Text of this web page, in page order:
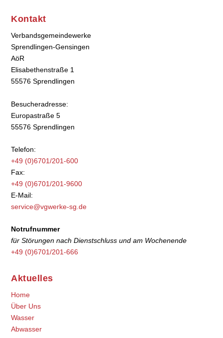
Kontakt
Verbandsgemeindewerke
Sprendlingen-Gensingen
AöR
Elisabethenstraße 1
55576 Sprendlingen
Besucheradresse:
Europastraße 5
55576 Sprendlingen
Telefon:
+49 (0)6701/201-600
Fax:
+49 (0)6701/201-9600
E-Mail:
service@vgwerke-sg.de
Notrufnummer
für Störungen nach Dienstschluss und am Wochenende
+49 (0)6701/201-666
Aktuelles
Home
Über Uns
Wasser
Abwasser